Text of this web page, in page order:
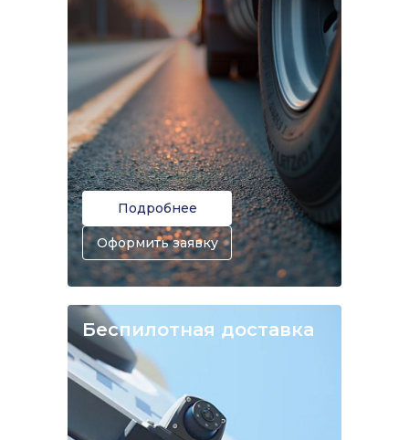
Подробнее
Оформить заявку
Беспилотная доставка